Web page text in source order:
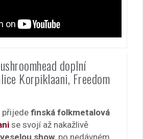
doplní
Korpiklaani, Freedom
přijede finská folkmetalová
se svojí až nakažlivě
show, po nedávném